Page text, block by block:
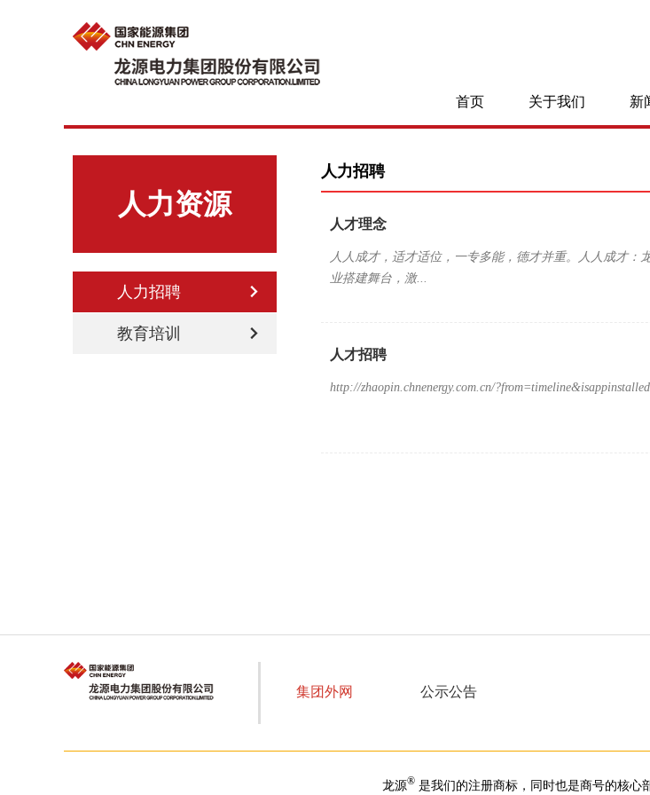
首页 关于我们 新
人力资源
人力招聘
教育培训
人力招聘
人才理念
人人成才，适才适位，一专多能，德才并重。人人成才
业搭建舞台，激...
人才招聘
http://zhaopin.chnenergy.com.cn/
集团外网 公示公告
龙源®是我们的注册商标，同时也是商号的核心